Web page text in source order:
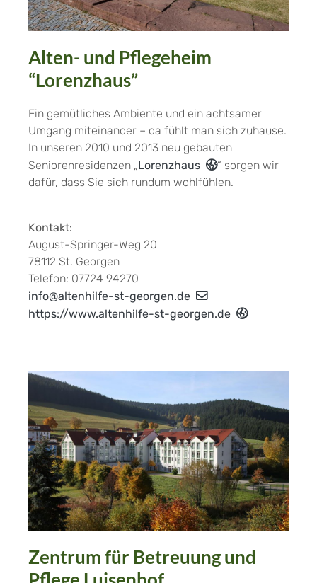
Alten- und Pflegeheim
“Lorenzhaus”
Ein gemütliches Ambiente und ein achtsamer
Umgang miteinander – da fühlt man sich zuhause.
In unseren 2010 und 2013 neu gebauten
Seniorenresidenzen „Lorenzhaus
“ sorgen wir
dafür, dass Sie sich rundum wohlfühlen.
Kontakt:
August-Springer-Weg 20
78112 St. Georgen
Telefon: 07724 94270
info@altenhilfe-st-georgen.de
https://www.altenhilfe-st-georgen.de
Zentrum für Betreuung und